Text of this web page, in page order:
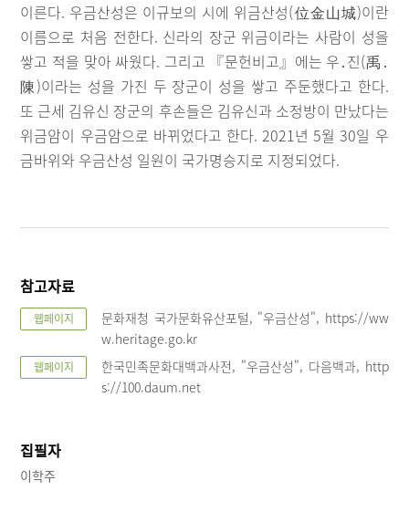
이른다. 우금산성은 이규보의 시에 위금산성(位金山城)이란
이름으로 처음 전한다. 신라의 장군 위금이라는 사람이 성을
쌓고 적을 맞아 싸웠다. 그리고 『문헌비고』에는 우․진(禹․
陳)이라는 성을 가진 두 장군이 성을 쌓고 주둔했다고 한다.
또 근세 김유신 장군의 후손들은 김유신과 소정방이 만났다는
위금암이 우금암으로 바뀌었다고 한다. 2021년 5월 30일 우
금바위와 우금산성 일원이 국가명승지로 지정되었다.
참고자료
웹페이지
문화재청 국가문화유산포털, "우금산성", https://ww
w.heritage.go.kr
웹페이지
한국민족문화대백과사전, "우금산성", 다음백과, http
s://100.daum.net
집필자
이학주